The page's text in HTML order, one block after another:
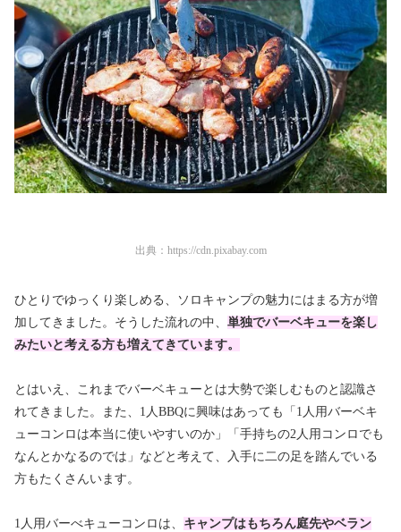
出典： https://cdn.pixabay.com
ひとりでゆっくり楽しめる、ソロキャンプの魅力にはまる方が増
加してきました。そうした流れの中、 単独でバーベキューを楽し
みたいと考える方も増えてきています。
とはいえ、これまでバーベキューとは大勢で楽しむものと認識さ
れてきました。また、1人BBQに興味はあっても「1人用バーベキ
ューコンロは本当に使いやすいのか」「手持ちの2人用コンロでも
なんとかなるのでは」などと考えて、入手に二の足を踏んでいる
方もたくさんいます。
1人用バーべキューコンロは、 キャンプはもちろん庭先やベラン